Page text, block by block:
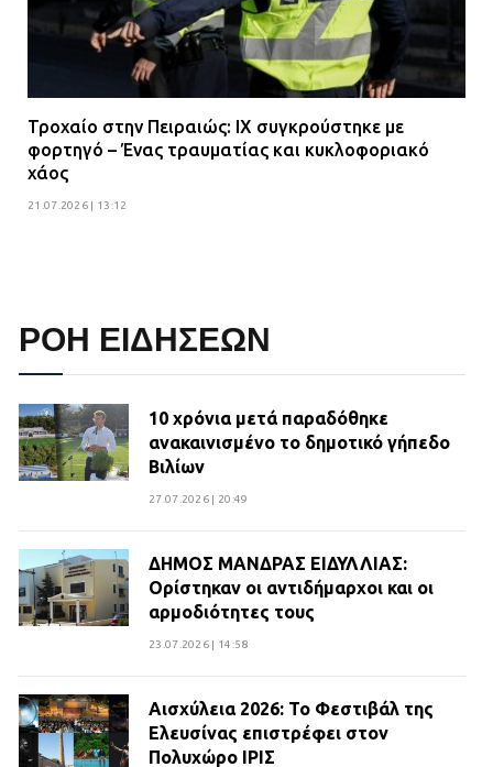
Τροχαίο στην Πειραιώς: ΙΧ συγκρούστηκε με
φορτηγό – Ένας τραυματίας και κυκλοφοριακό
χάος
21.07.2026 | 13:12
ΡΟΗ ΕΙΔΗΣΕΩΝ
10 χρόνια μετά παραδόθηκε
ανακαινισμένο το δημοτικό γήπεδο
Βιλίων
27.07.2026 | 20:49
ΔΗΜΟΣ ΜΑΝΔΡΑΣ ΕΙΔΥΛΛΙΑΣ:
Ορίστηκαν οι αντιδήμαρχοι και οι
αρμοδιότητες τους
23.07.2026 | 14:58
Αισχύλεια 2026: Το Φεστιβάλ της
Ελευσίνας επιστρέφει στον
Πολυχώρο ΙΡΙΣ